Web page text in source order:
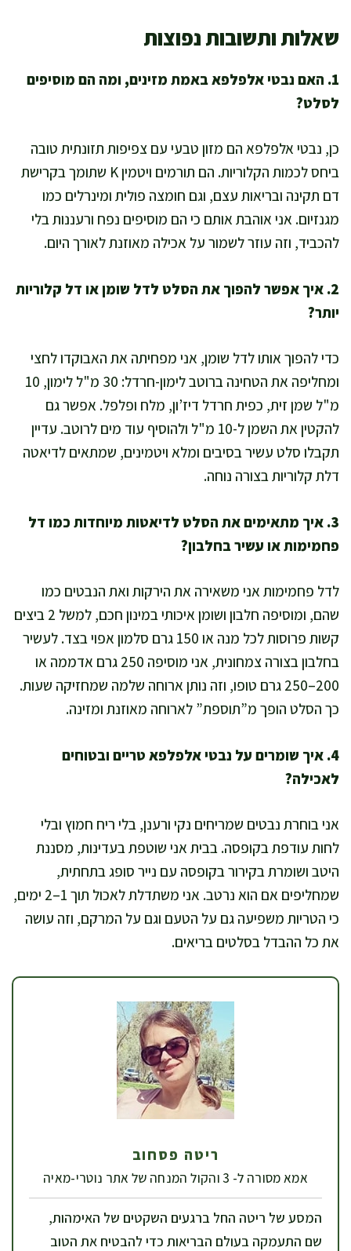
שאלות ותשובות נפוצות
1. האם נבטי אלפלפא באמת מזינים, ומה הם מוסיפים
לסלט?
כן, נבטי אלפלפא הם מזון טבעי עם צפיפות תזונתית טובה
ביחס לכמות הקלוריות. הם תורמים ויטמין K שתומך בקרישת
דם תקינה ובריאות עצם, וגם חומצה פולית ומינרלים כמו
מגנזיום. אני אוהבת אותם כי הם מוסיפים נפח ורעננות בלי
להכביד, וזה עוזר לשמור על אכילה מאוזנת לאורך היום.
2. איך אפשר להפוך את הסלט לדל שומן או דל קלוריות
יותר?
כדי להפוך אותו לדל שומן, אני מפחיתה את האבוקדו לחצי
ומחליפה את הטחינה ברוטב לימון-חרדל: 30 מ"ל לימון, 10
מ"ל שמן זית, כפית חרדל דיז’ון, מלח ופלפל. אפשר גם
להקטין את השמן ל-10 מ"ל ולהוסיף עוד מים לרוטב. עדיין
תקבלו סלט עשיר בסיבים ומלא ויטמינים, שמתאים לדיאטה
דלת קלוריות בצורה נוחה.
3. איך מתאימים את הסלט לדיאטות מיוחדות כמו דל
פחמימות או עשיר בחלבון?
לדל פחמימות אני משאירה את הירקות ואת הנבטים כמו
שהם, ומוסיפה חלבון ושומן איכותי במינון חכם, למשל 2 ביצים
קשות פרוסות לכל מנה או 150 גרם סלמון אפוי בצד. לעשיר
בחלבון בצורה צמחונית, אני מוסיפה 250 גרם אדממה או
200–250 גרם טופו, וזה נותן ארוחה שלמה שמחזיקה שעות.
כך הסלט הופך מ”תוספת” לארוחה מאוזנת ומזינה.
4. איך שומרים על נבטי אלפלפא טריים ובטוחים
לאכילה?
אני בוחרת נבטים שמריחים נקי ורענן, בלי ריח חמוץ ובלי
לחות עודפת בקופסה. בבית אני שוטפת בעדינות, מסננת
היטב ושומרת בקירור בקופסה עם נייר סופג בתחתית,
שמחליפים אם הוא נרטב. אני משתדלת לאכול תוך 1–2 ימים,
כי הטריות משפיעה גם על הטעם וגם על המרקם, וזה עושה
את כל ההבדל בסלטים בריאים.
ריטה פסחוב
אמא מסורה ל- 3 והקול המנחה של אתר נוטרי-מאיה
המסע של ריטה החל ברגעים השקטים של האימהות,
שם התעמקה בעולם הבריאות כדי להבטיח את הטוב